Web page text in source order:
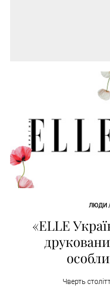
ЛЮДИ
«ELLE
Чверть